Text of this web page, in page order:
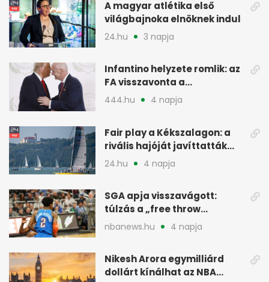
A magyar atlétika első
világbajnoka elnöknek indul
24.hu 3 napja
Infantino helyzete romlik: az
FA visszavonta a
támogatását, jöhet a
444.hu 4 napja
Fair play a Kékszalagon: a
rivális hajóját javíttatták
meg
24.hu 4 napja
SGA apja visszavágott:
túlzás a „free throw
merchant” címke?
nbanews.hu 4 napja
Nikesh Arora egymilliárd
dollárt kínálhat az NBA